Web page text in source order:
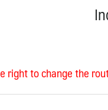
right to change the